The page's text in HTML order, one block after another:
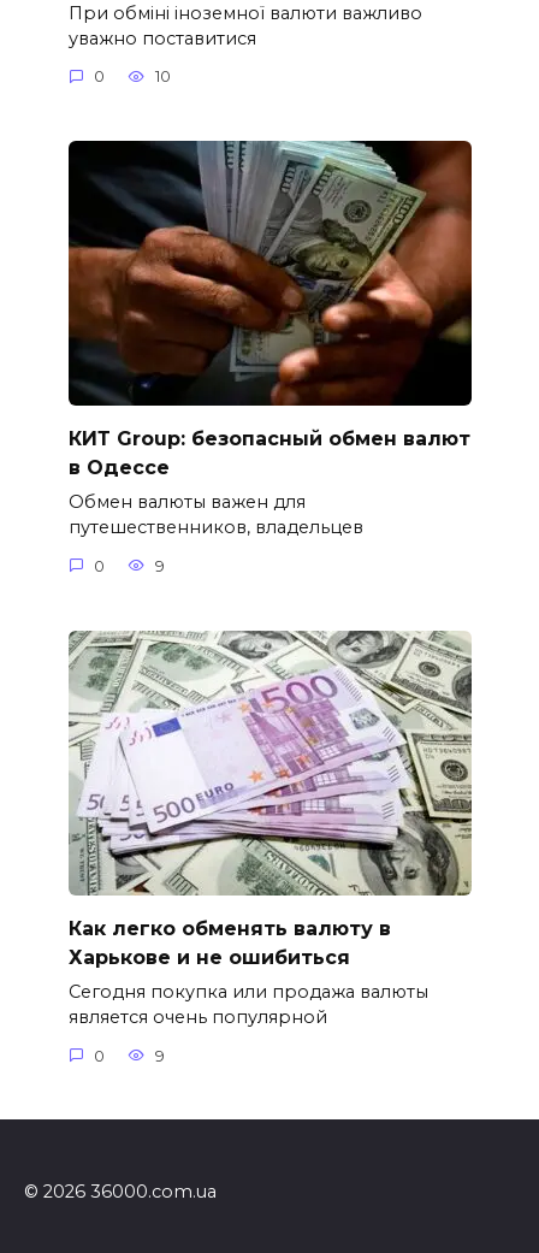
При обміні іноземної валюти важливо
уважно поставитися
0 10
КИТ Group: безопасный обмен валют
в Одессе
Обмен валюты важен для
путешественников, владельцев
0 9
Как легко обменять валюту в
Харькове и не ошибиться
Сегодня покупка или продажа валюты
является очень популярной
0 9
© 2026 36000.com.ua